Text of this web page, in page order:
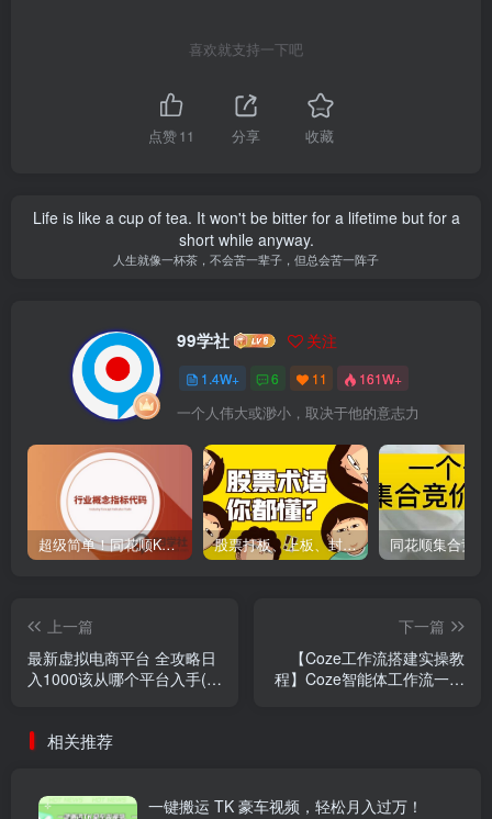
喜欢就支持一下吧
点赞11 分享 收藏
Life is like a cup of tea. It won't be bitter for a lifetime but for a
short while anyway.
人生就像一杯茶，不会苦一辈子，但总会苦一阵子
99学社 关注
1.4W+ 6 11 161W+
一个人伟大或渺小，取决于他的意志力
超级简单！同花顺K线界面显示行业概念指标代码图解 股票打板、上板、封板、翘板、炸板是什么意思？炒股你必须懂的暗语！
上一篇
最新虚拟电商平台 全攻略日
入1000该从哪个平台入手(淘
下一篇
【Coze工作流搭建实操教
程】Coze智能体工作流一键
相关推荐
一键搬运 TK 豪车视频，轻松月入过万！